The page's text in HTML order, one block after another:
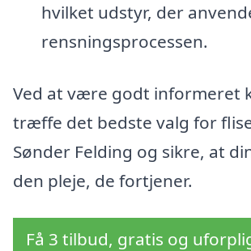
hvilket udstyr, der
rensningsprocessen.
Ved at være godt informeret
træffe det bedste valg for
Sønder Felding og sikre, at
den pleje, de fortjener.
Få 3 tilbud, gratis og